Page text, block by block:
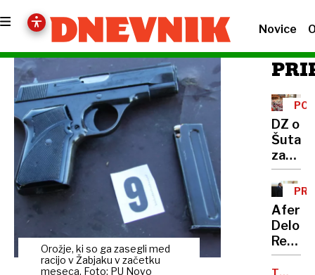
Novice
Orožje, ki so ga zasegli med
racijo v Žabjaku v začetku
meseca. Foto: PU Novo
PO
DZ o
zakonu
Afera
Delo
Revije:
Matjaž